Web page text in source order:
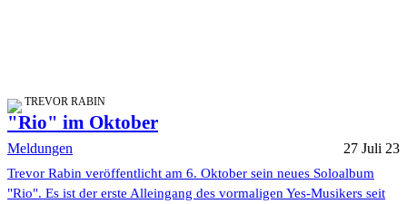
TREVOR RABIN
"Rio" im Oktober
Meldungen 27 Juli 23
Trevor Rabin veröffentlicht am 6. Oktober sein neues Soloalbum
"Rio". Es ist der erste Alleingang des vormaligen Yes-Musikers seit